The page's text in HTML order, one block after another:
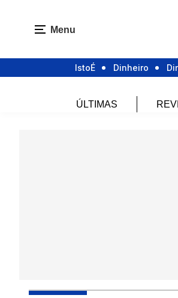
Menu
IstoÉ Dinheiro
ÚLTIMAS